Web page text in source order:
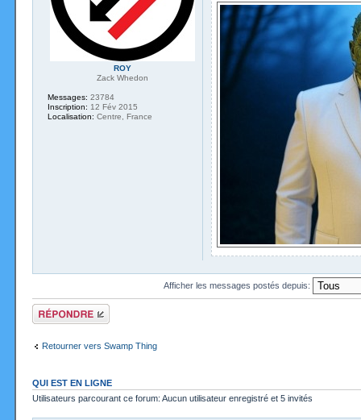
ROY
Zack Whedon
Messages: 23784
Inscription: 12 Fév 2015
Localisation: Centre, France
Afficher les messages postés depuis:
Répondre
Retourner vers Swamp Thing
QUI EST EN LIGNE
Utilisateurs parcourant ce forum: Aucun utilisateur enregistré et 5 invités